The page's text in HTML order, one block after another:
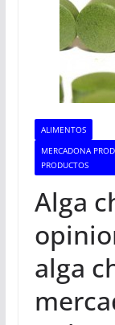
ALIMENTOS
MERCADONA
PRODUCTOS
Alga
alga